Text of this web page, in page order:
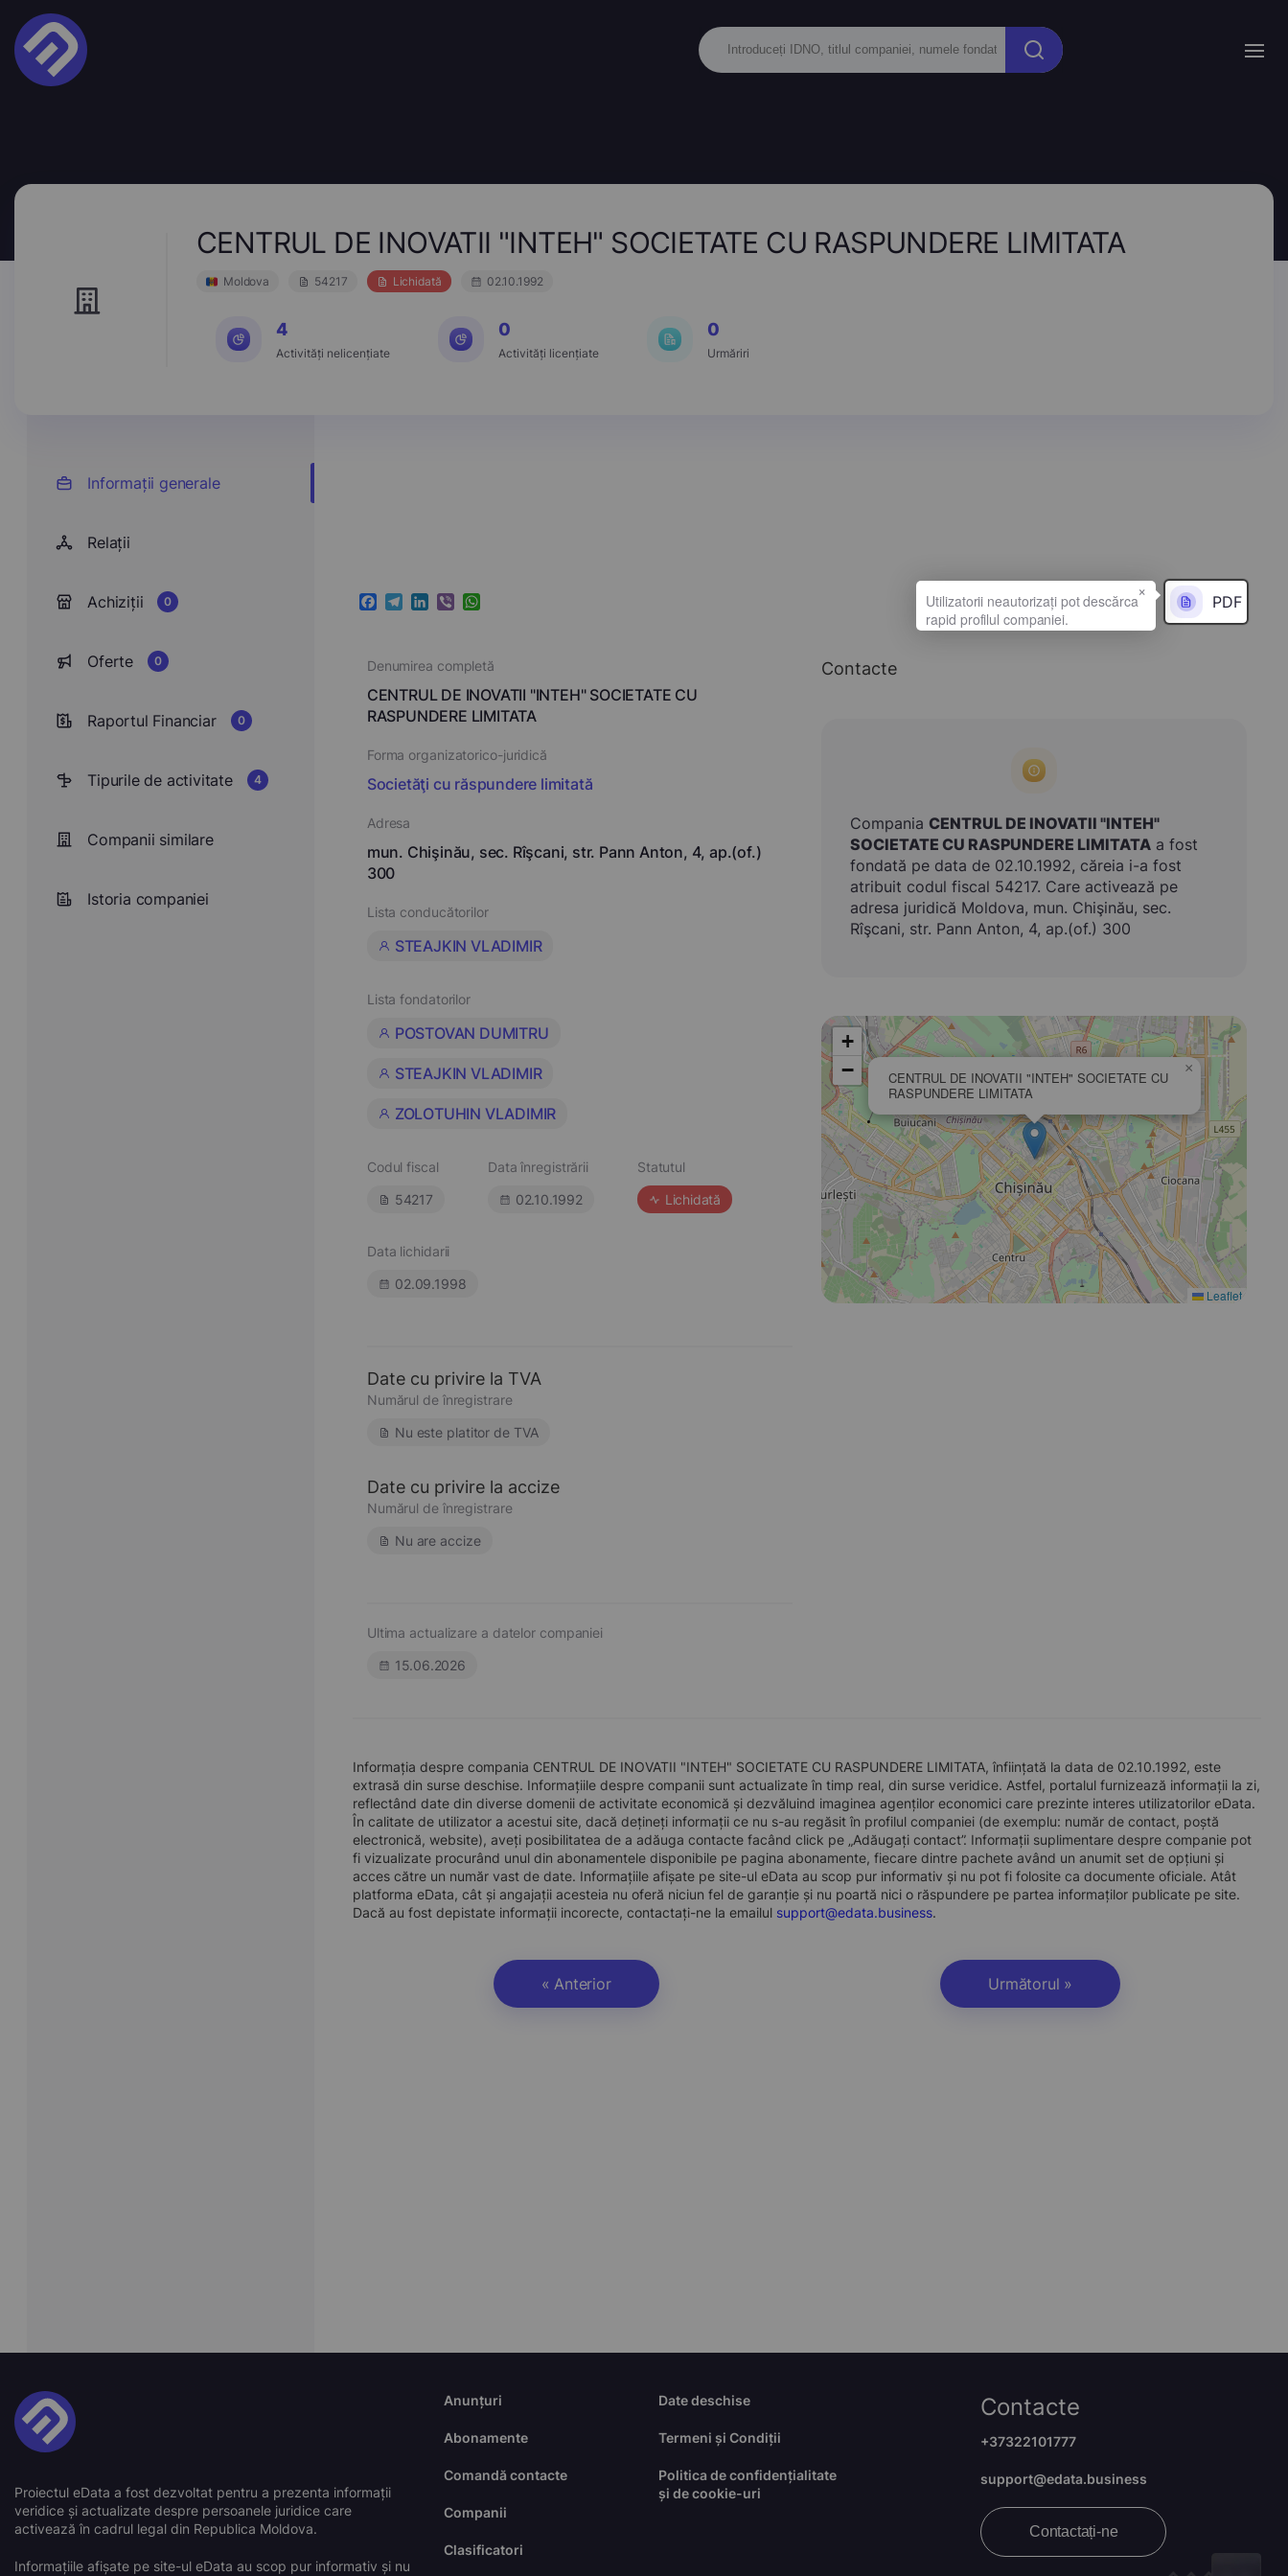
CENTRUL DE INOVATII "INTEH" SOCIETATE CU RASPUNDERE LIMITATA
Moldova 54217 Lichidată 02.10.1992
4
Activități nelicențiate
0
Activități licențiate
0
Urmăriri
Informații generale
Relații
Achiziții 0
Oferte 0
Raportul Financiar 0
Tipurile de activitate 4
Companii similare
Istoria companiei
Facebook
Telegram
LinkedIn
ViberWhatsApp PDF
Denumirea completă
CENTRUL DE INOVATII "INTEH" SOCIETATE CU
RASPUNDERE LIMITATA
Forma organizatorico-juridică
Societăţi cu răspundere limitată
Adresa
mun. Chişinău, sec. Rîşcani, str. Pann Anton, 4, ap.(of.)
300
Lista conducătorilor
STEAJKIN VLADIMIR
Lista fondatorilor
POSTOVAN DUMITRU
STEAJKIN VLADIMIR
ZOLOTUHIN VLADIMIR
Codul fiscal
54217
Data înregistrării
02.10.1992
Statutul
Lichidată
Data lichidarii
02.09.1998
Date cu privire la TVA
Numărul de înregistrare
Nu este platitor de TVA
Date cu privire la accize
Numărul de înregistrare
Nu are accize
Ultima actualizare a datelor companiei
15.06.2026
Contacte
Compania CENTRUL DE INOVATII "INTEH"
SOCIETATE CU RASPUNDERE LIMITATAa fost
fondată pe data de 02.10.1992, căreia i-a fost
atribuit codul fiscal 54217. Care activează pe
adresa juridică Moldova, mun. Chişinău, sec.
Rîşcani, str. Pann Anton, 4, ap.(of.) 300
CENTRUL DE INOVATII "INTEH" SOCIETATE CU
RASPUNDERE LIMITATA
×
+
−
Leaflet
Informația despre compania CENTRUL DE INOVATII "INTEH" SOCIETATE CU RASPUNDERE LIMITATA, înființată la data de 02.10.1992, este
extrasă din surse deschise. Informațiile despre companii sunt actualizate în timp real, din surse veridice. Astfel, portalul furnizează informații la zi,
reflectând date din diverse domenii de activitate economică și dezvăluind imaginea agenților economici care prezinte interes utilizatorilor eData.
În calitate de utilizator a acestui site, dacă dețineți informații ce nu s-au regăsit în profilul companiei (de exemplu: număr de contact, poștă
electronică, website), aveți posibilitatea de a adăuga contacte facând click pe „Adăugați contact”. Informații suplimentare despre companie pot
fi vizualizate procurând unul din abonamentele disponibile pe pagina abonamente, fiecare dintre pachete având un anumit set de opțiuni și
acces către un număr vast de date. Informațiile afișate pe site-ul eData au scop pur informativ și nu pot fi folosite ca documente oficiale. Atât
platforma eData, cât și angajații acesteia nu oferă niciun fel de garanție și nu poartă nici o răspundere pe partea informaților publicate pe site.
Dacă au fost depistate informații incorecte, contactați-ne la emailul support@edata.business.
« Anterior Următorul »
Proiectul eData a fost dezvoltat pentru a prezenta informații
veridice și actualizate despre persoanele juridice care
activează în cadrul legal din Republica Moldova.
Informațiile afișate pe site-ul eData au scop pur informativ și nu
Anunțuri
Abonamente
Comandă contacte
Companii
Clasificatori
Date deschise
Termeni și Condiții
Politica de confidențialitate
și de cookie-uri
Contacte
+37322101777
support@edata.business
Contactați-ne
×